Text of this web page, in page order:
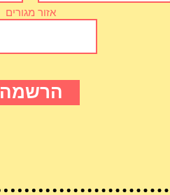
אזור מגורים
הרשמה